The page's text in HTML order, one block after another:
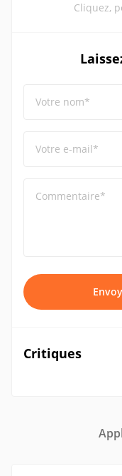
Cliquez,
Votre nom*
Votre e-mail*
Commentaire*
Critiques